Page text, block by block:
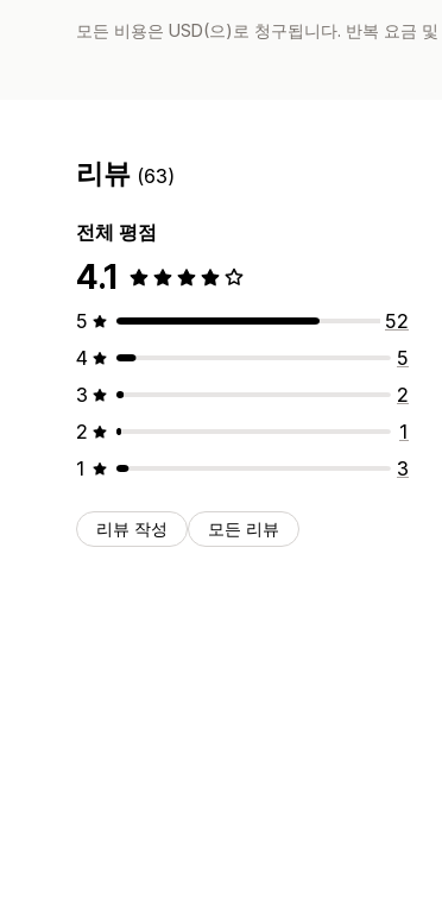
모든 비용은 USD(으)로 청구됩니다. 반복 요금
리뷰 (63)
전체 평점
4.1
5
52
4
5
3
2
2
1
1
3
리뷰 작성 모든 리뷰